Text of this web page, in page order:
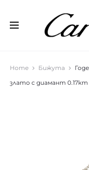
Home Бижута
злато с диамант